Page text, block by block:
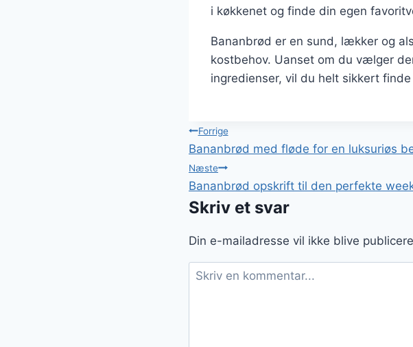
i køkkenet og finde din egen
Bananbrød er en sund, lækker og
kostbehov. Uanset om du vælger
ingredienser, vil du helt sikkert
Indlægsnavigation
Forrige
Bananbrød med fløde for en luksuriøs
Næste
Bananbrød opskrift til den perfekte
Skriv et svar
Din e-mailadresse vil ikke blive